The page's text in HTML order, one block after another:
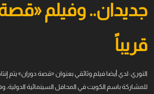
قالو عنا
الدورات
قريبا
جديدان.. وفيلم
قريباً
النوري: لدي أيضا فيلم وثائقي بعنوان «قصة دوران» يتم
للمشاركة باسم الكويت في المحافل السينمائية